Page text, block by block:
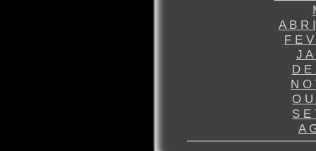
A B R
F E
J A
D E
N O
O
S E
A